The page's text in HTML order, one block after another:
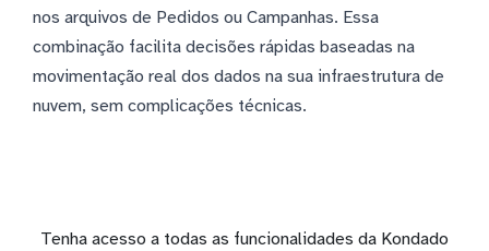
nos arquivos de Pedidos ou Campanhas. Essa
combinação facilita decisões rápidas baseadas na
movimentação real dos dados na sua infraestrutura de
nuvem, sem complicações técnicas.
Tenha acesso a todas as funcionalidades da Kondado